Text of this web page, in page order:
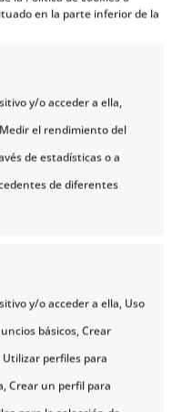
en la parte inferior de la
y/o acceder a ella,
el rendimiento del
de estadísticas o a
de diferentes
y/o acceder a ella, Uso
básicos, Crear
perfiles para
Crear un perfil para
difícil decidir cuál
de lo que podemos
participar en
debemos
tener la
de viaje cubra